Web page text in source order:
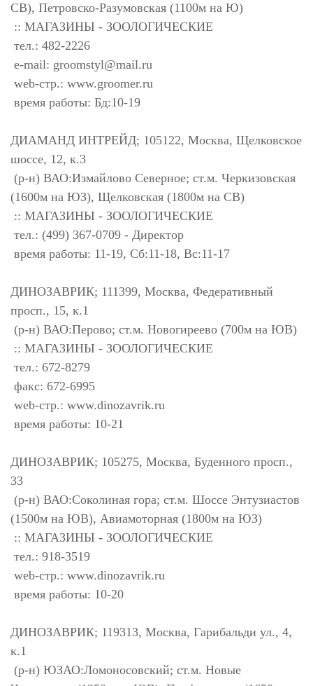
СВ), Петровско-Разумовская (1100м на Ю)
:: МАГАЗИНЫ - ЗООЛОГИЧЕСКИЕ
тел.: 482-2226
e-mail: groomstyl@mail.ru
web-стр.: www.groomer.ru
время работы: Бд:10-19
ДИАМАНД ИНТРЕЙД; 105122, Москва, Щелковское
шоссе, 12, к.3
(р-н) ВАО:Измайлово Северное; ст.м. Черкизовская
(1600м на ЮЗ), Щелковская (1800м на СВ)
:: МАГАЗИНЫ - ЗООЛОГИЧЕСКИЕ
тел.: (499) 367-0709 - Директор
время работы: 11-19, Сб:11-18, Вс:11-17
ДИНОЗАВРИК; 111399, Москва, Федеративный
просп., 15, к.1
(р-н) ВАО:Перово; ст.м. Новогиреево (700м на ЮВ)
:: МАГАЗИНЫ - ЗООЛОГИЧЕСКИЕ
тел.: 672-8279
факс: 672-6995
web-стр.: www.dinozavrik.ru
время работы: 10-21
ДИНОЗАВРИК; 105275, Москва, Буденного просп.,
33
(р-н) ВАО:Соколиная гора; ст.м. Шоссе Энтузиастов
(1500м на ЮВ), Авиамоторная (1800м на ЮЗ)
:: МАГАЗИНЫ - ЗООЛОГИЧЕСКИЕ
тел.: 918-3519
web-стр.: www.dinozavrik.ru
время работы: 10-20
ДИНОЗАВРИК; 119313, Москва, Гарибальди ул., 4,
к.1
(р-н) ЮЗАО:Ломоносовский; ст.м. Новые